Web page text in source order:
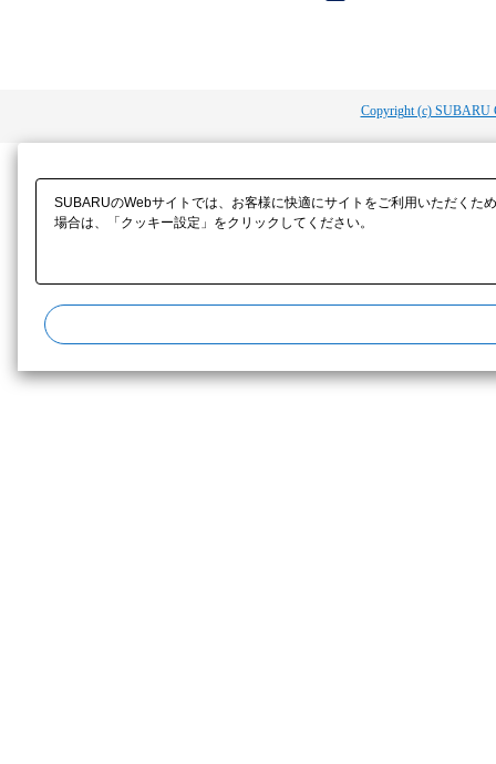
Copyright (c) SUBARU
SUBARUのWebサイトでは、お客様に快適にサイトをご利用いただく
場合は、「クッキー設定」をクリックしてください。​